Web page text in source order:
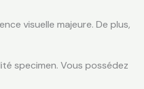
visuelle majeure. De plus,
specimen. Vous possédez